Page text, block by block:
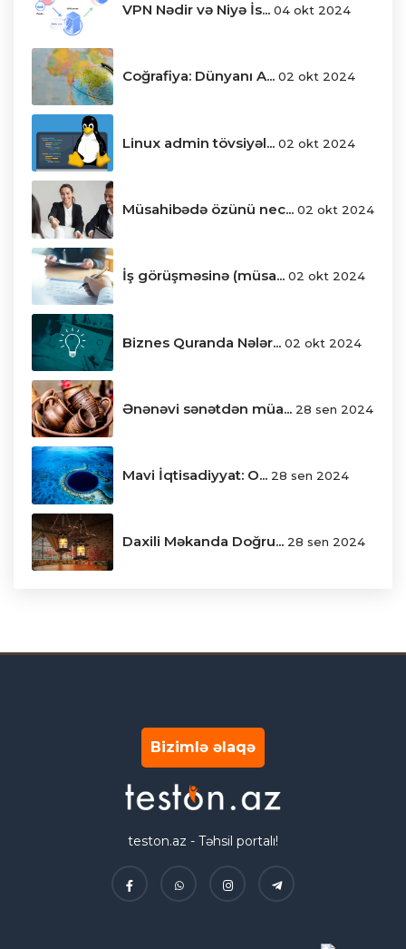
VPN Nədir və Niyə İs... 04 okt 2024
Coğrafiya: Dünyanı A... 02 okt 2024
Linux admin tövsiyəl... 02 okt 2024
Müsahibədə özünü nec... 02 okt 2024
İş görüşməsinə (müsa... 02 okt 2024
Biznes Quranda Nələr... 02 okt 2024
Ənənəvi sənətdən müa... 28 sen 2024
Mavi İqtisadiyyat: O... 28 sen 2024
Daxili Məkanda Doğru... 28 sen 2024
Bizimlə əlaqə
teston.az - Təhsil portalı!